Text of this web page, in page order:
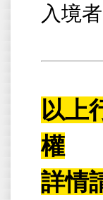
入境
以上
權
詳情